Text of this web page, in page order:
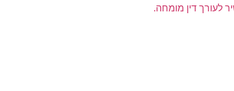
לעורך דין מומחה.